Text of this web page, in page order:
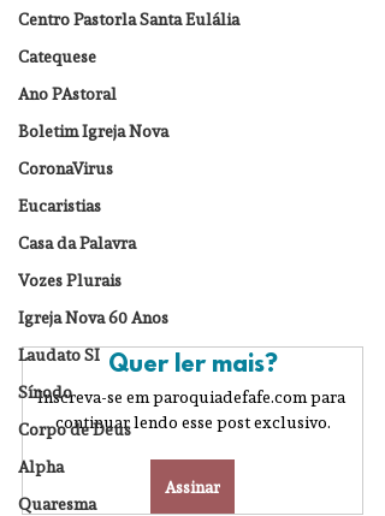
Centro Pastorla Santa Eulália
Catequese
Ano PAstoral
Boletim Igreja Nova
CoronaVirus
Eucaristias
Casa da Palavra
Vozes Plurais
Igreja Nova 60 Anos
Laudato SI
Sínodo
Corpo de Deus
Alpha
Quaresma
Quer ler mais?
Inscreva-se em paroquiadefafe.com para
continuar lendo esse post exclusivo.
Assinar